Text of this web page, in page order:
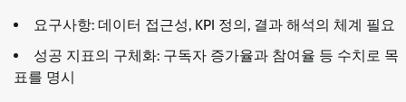
요구사항: 데이터 접근성, KPI 정의, 결과 해석의 체계 필요
성공 지표의 구체화: 구독자 증가율과 참여율 등 수치로 목
표를 명시